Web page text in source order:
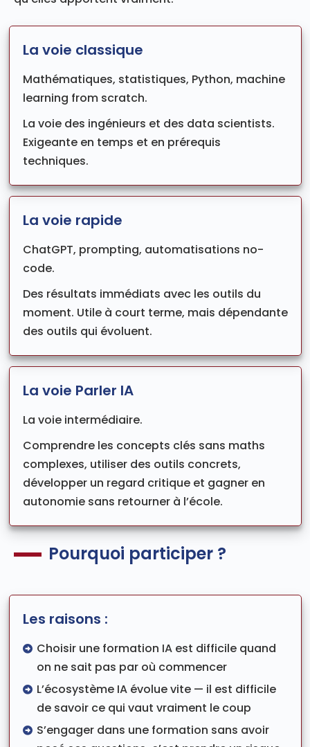
La voie classique
Mathématiques, statistiques, Python, machine
learning from scratch.
La voie des ingénieurs et des data scientists.
Exigeante en temps et en prérequis
techniques.
La voie rapide
ChatGPT, prompting, automatisations no-
code.
Des résultats immédiats avec les outils du
moment. Utile à court terme, mais dépendante
des outils qui évoluent.
La voie Parler IA
La voie intermédiaire.
Comprendre les concepts clés sans maths
complexes, utiliser des outils concrets,
développer un regard critique et gagner en
autonomie sans retourner à l’école.
Pourquoi participer ?
Les raisons :
Choisir une formation IA est difficile quand
on ne sait pas par où commencer
L’écosystème IA évolue vite — il est difficile
de savoir ce qui vaut vraiment le coup
S’engager dans une formation sans avoir